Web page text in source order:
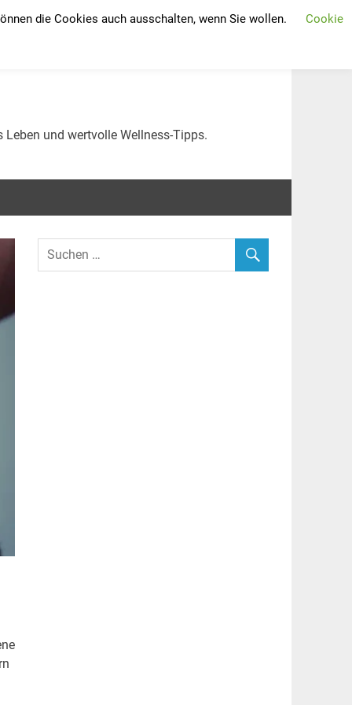
und wertvolle Wellness-Tipps.
die Cookies auch ausschalten, wenn Sie wollen. Cookie